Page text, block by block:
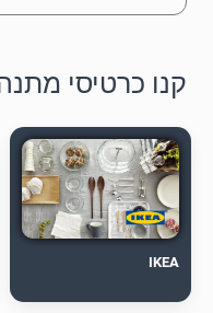
קנו כרטיסי
IKEA